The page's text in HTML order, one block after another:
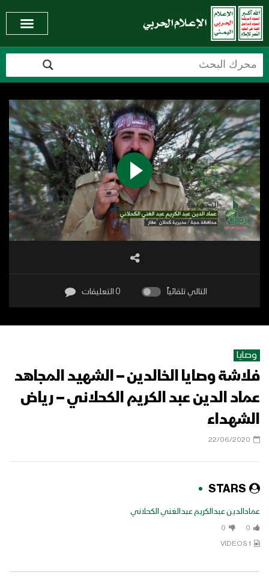
التالي تلقائياً 0 التعليقات
وصايا
فلاشة وصايا الخالدين – الشهيد المجاهد
عماد الدين عبد الكريم الكحلاني – رياض
الشهداء
22/06/2020
STARS
عمادالدين عبدالكريم عبدالغني الكحلاني
0
0
1 VIDEOS